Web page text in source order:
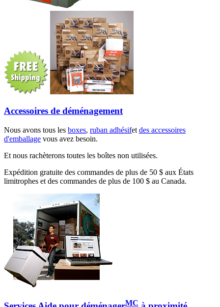
Accessoires de déménagement
Nous avons tous les boxes, ruban adhésifet des accessoires
d'emballage vous avez besoin.
Et nous rachèterons toutes les boîtes non utilisées.
Expédition gratuite des commandes de plus de 50 $ aux États
limitrophes et des commandes de plus de 100 $ au Canada.
MC